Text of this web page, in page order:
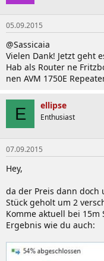
05.09.2015
@Sassicaia
Vielen Dank! Jetzt geht
Hab als Router ne
nen AVM 1750E
E ellipse
Enthusiast
07.09.2015
Hey,
da der Preis dann
Stück geholt um 2
Komme aktuell bei
Ergebnis wie du auch: